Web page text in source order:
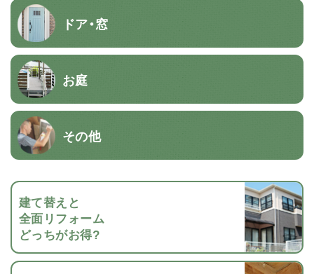
ドア・窓
お庭
その他
建て替えと
全面リフォーム
どっちがお得?